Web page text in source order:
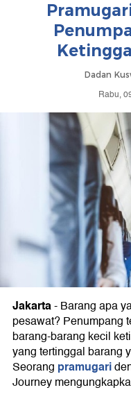
Dadan
Rabu,
Jakarta-Barang apa
pesawat? Penumpang
barang-barang kecil
yang tertinggal barang
Seorang pramugari
Journey